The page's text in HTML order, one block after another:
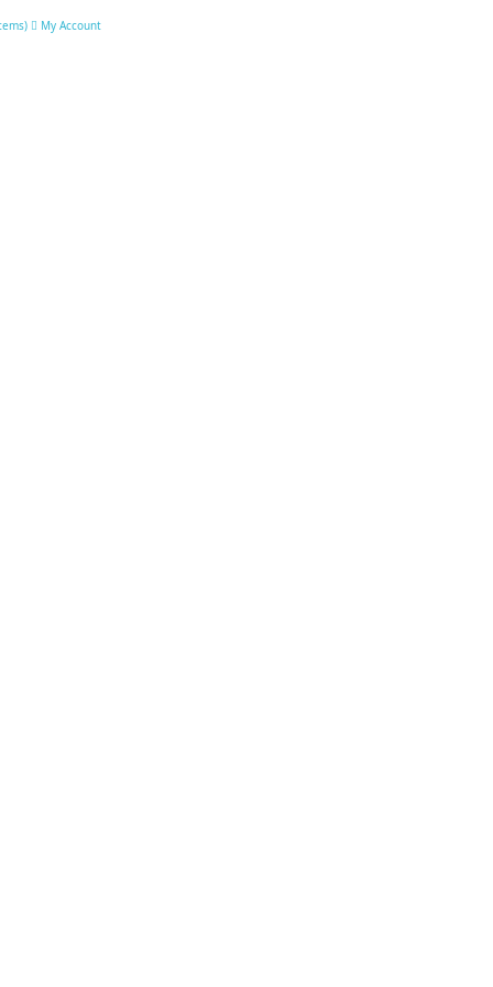
) My Account